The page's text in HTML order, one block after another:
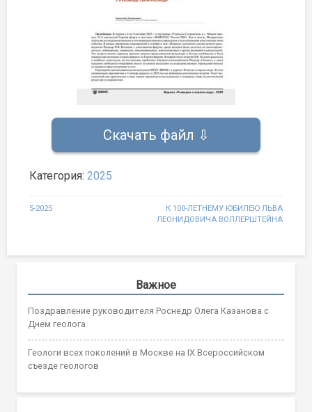
Скачать файл ⇩
Категория: 2025
Навигация
5-2025
К 100-ЛЕТНЕМУ ЮБИЛЕЮ ЛЬВА
ЛЕОНИДОВИЧА ВОЛЛЕРШТЕЙНА
Важное
Поздравление руководителя Роснедр Олега Казанова с
Днем геолога
Геологи всех поколений в Москве на IX Всероссийском
съезде геологов